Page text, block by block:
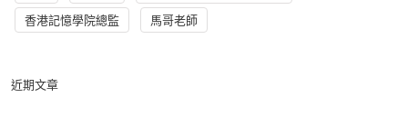
香港記憶學院總監 馬哥老師
近期文章